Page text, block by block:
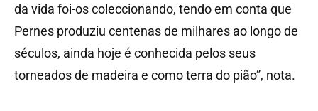
da vida foi-os coleccionando, tendo em conta que
Pernes produziu centenas de milhares ao longo de
séculos, ainda hoje é conhecida pelos seus
torneados de madeira e como terra do pião”, nota.